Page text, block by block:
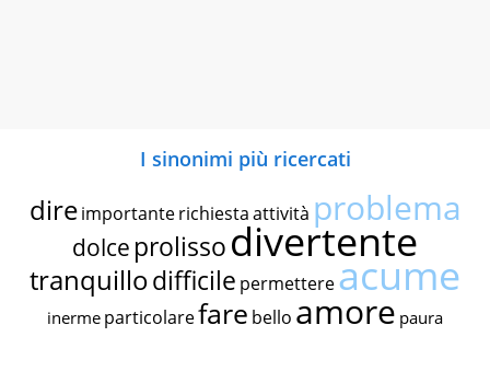
I sinonimi più ricercati
dire importante richiestaattività problema
dolce prolissodivertente
tranquillodifficile permettereacume
inerme particolarefare bello amore paura